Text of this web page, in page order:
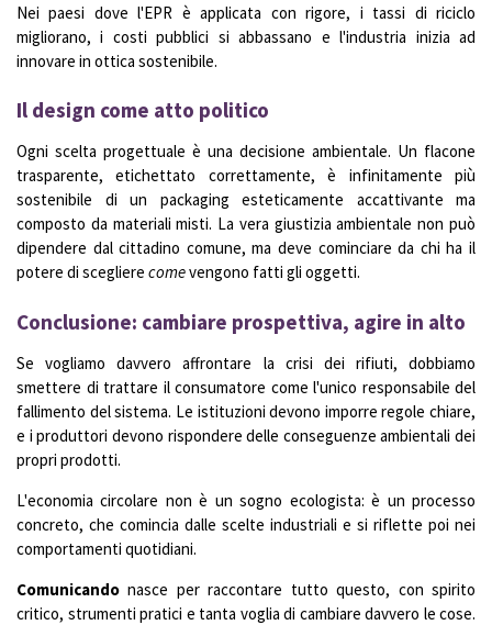
Nei paesi dove l'EPR è applicata con rigore, i tassi di riciclo
migliorano, i costi pubblici si abbassano e l'industria inizia ad
innovare in ottica sostenibile.
Il design come atto politico
Ogni scelta progettuale è una decisione ambientale. Un flacone
trasparente, etichettato correttamente, è infinitamente più
sostenibile di un packaging esteticamente accattivante ma
composto da materiali misti. La vera giustizia ambientale non può
dipendere dal cittadino comune, ma deve cominciare da chi ha il
potere di scegliere comevengono fatti gli oggetti.
Conclusione: cambiare prospettiva, agire in alto
Se vogliamo davvero affrontare la crisi dei rifiuti, dobbiamo
smettere di trattare il consumatore come l'unico responsabile del
fallimento del sistema. Le istituzioni devono imporre regole chiare,
e i produttori devono rispondere delle conseguenze ambientali dei
propri prodotti.
L'economia circolare non è un sogno ecologista: è un processo
concreto, che comincia dalle scelte industriali e si riflette poi nei
comportamenti quotidiani.
Comunicando nasce per raccontare tutto questo, con spirito
critico, strumenti pratici e tanta voglia di cambiare davvero le cose.